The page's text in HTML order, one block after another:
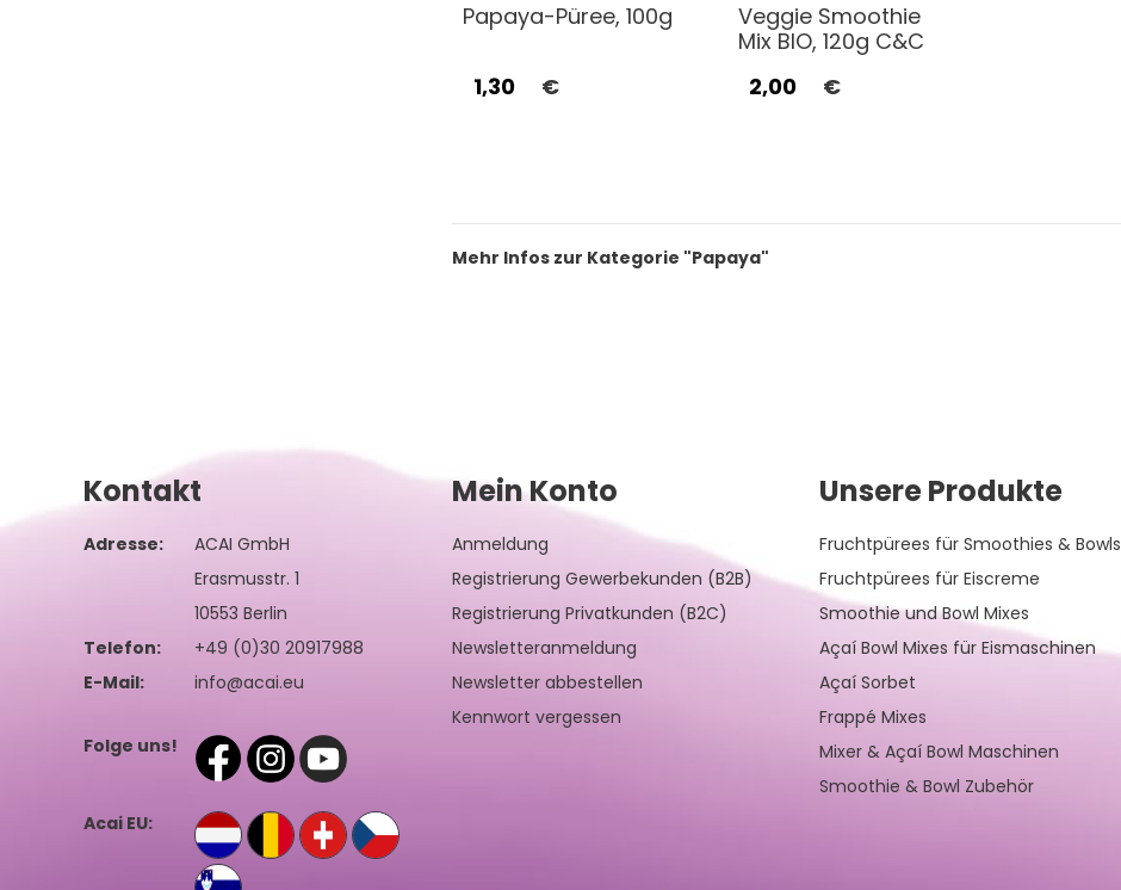
Papaya-Püree, 100g
1,30 €
Veggie Smoothie
Mix BIO, 120g C&C
2,00
€
Mehr Infos zur Kategorie "Papaya"
Kontakt
Adresse:
ACAI GmbH
Erasmusstr. 1
10553 Berlin
Telefon:
+49 (0)30 20917988
E-Mail:
info@acai.eu
Folge uns!
Acai EU:
Mein Konto
Anmeldung
Registrierung Gewerbekunden (B2B)
Registrierung Privatkunden (B2C)
Newsletteranmeldung
Newsletter abbestellen
Kennwort vergessen
Unsere Produkte
Fruchtpürees für Smoothies & Bowls
Fruchtpürees für Eiscreme
Smoothie und Bowl Mixes
Açaí Bowl Mixes für Eismaschinen
Açaí Sorbet
Frappé Mixes
Mixer & Açaí Bowl Maschinen
Smoothie & Bowl Zubehör